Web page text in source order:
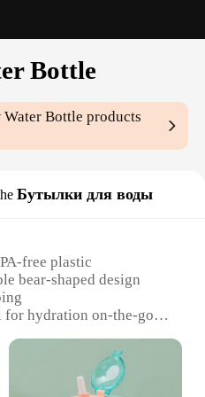
Bottle
Water Bottle products
Бутылки для воды
free plastic
bear-shaped design
for hydration on-the-go,
and portable, with a
Durable and leak-proof,